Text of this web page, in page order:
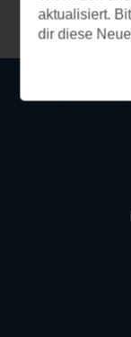
aktualisiert.
dir diese